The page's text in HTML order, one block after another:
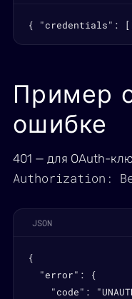
{ "credentials":
Пример
ошибке
401 — для OAuth-
Authorization:
JSON
{
  "error": {
"code":